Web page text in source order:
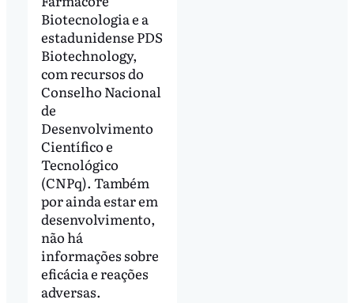
Biotecnologia e a
estadunidense PDS
Biotechnology,
com recursos do
Conselho Nacional
de
Desenvolvimento
Científico e
Tecnológico
(CNPq). Também
por ainda estar em
desenvolvimento,
não há
informações sobre
eficácia e reações
adversas.